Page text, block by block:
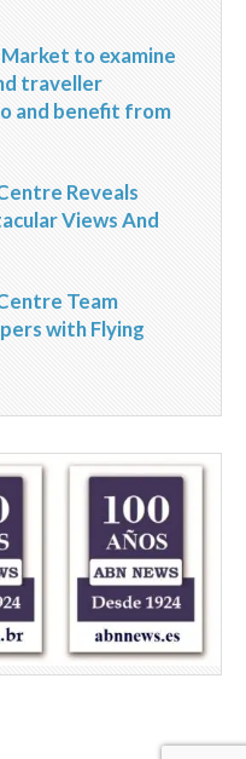
to examine
traveller
and benefit from
Reveals
Views And
Team
with Flying